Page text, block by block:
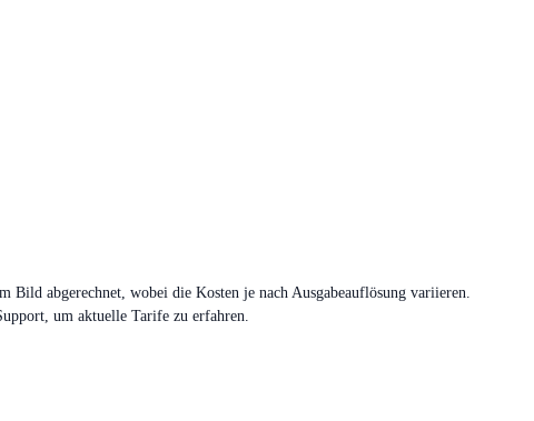
abgerechnet, wobei die Kosten je nach Ausgabeauflösung variieren.
um aktuelle Tarife zu erfahren.